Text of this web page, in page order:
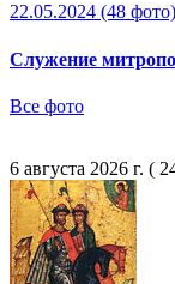
22.05.2024 (48 фото)
Служение
Все фото
6 августа 2026 г. (